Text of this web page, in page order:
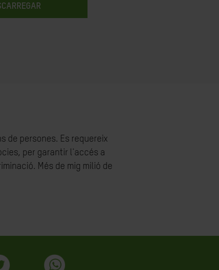
de persones. Es requereix
per garantir l'accés a
Més de mig milió de